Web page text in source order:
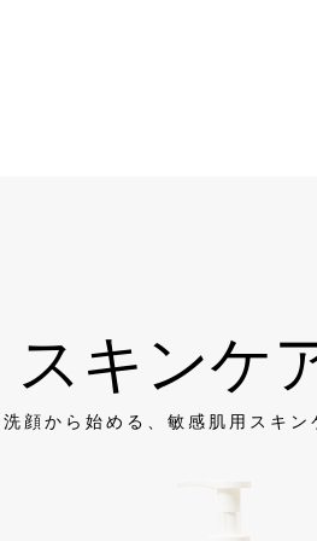
スキンケ
洗顔から始める、敏感肌用スキン
敏感
赤ちゃん、お年寄り、お肌のデリケー